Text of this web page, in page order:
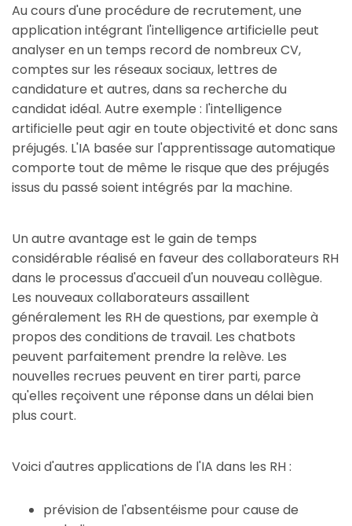
Au cours d'une procédure de recrutement, une
application intégrant l'intelligence artificielle peut
analyser en un temps record de nombreux CV,
comptes sur les réseaux sociaux, lettres de
candidature et autres, dans sa recherche du
candidat idéal. Autre exemple : l'intelligence
artificielle peut agir en toute objectivité et donc sans
préjugés. L'IA basée sur l'apprentissage automatique
comporte tout de même le risque que des préjugés
issus du passé soient intégrés par la machine.
Un autre avantage est le gain de temps
considérable réalisé en faveur des collaborateurs RH
dans le processus d'accueil d'un nouveau collègue.
Les nouveaux collaborateurs assaillent
généralement les RH de questions, par exemple à
propos des conditions de travail. Les chatbots
peuvent parfaitement prendre la relève. Les
nouvelles recrues peuvent en tirer parti, parce
qu'elles reçoivent une réponse dans un délai bien
plus court.
Voici d'autres applications de l'IA dans les RH :
prévision de l'absentéisme pour cause de